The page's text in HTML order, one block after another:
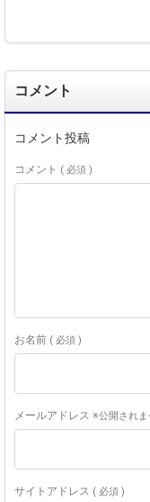
コメント
コメント投稿
コメント ( 必須 )
お名前 ( 必須 )
メールアドレス ※公開され
サイトアドレス ( 必須 )